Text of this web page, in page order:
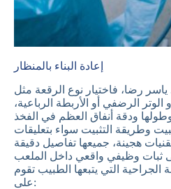
إعادة البناء بالمنظار
ياسر رضا، فاختيار نوع الرقعة مثل
الوتر الرضفي أو الأربطة الرباعية،
ودقة أنفاق العظم في الفخذ
وطريقة التثبيت سواء بتعليقات
هجينة، جميعها تفاصيل دقيقة
ثبات وظيفي واقعي داخل الملعب
التي يتبعها الطبيب تقوم
على: